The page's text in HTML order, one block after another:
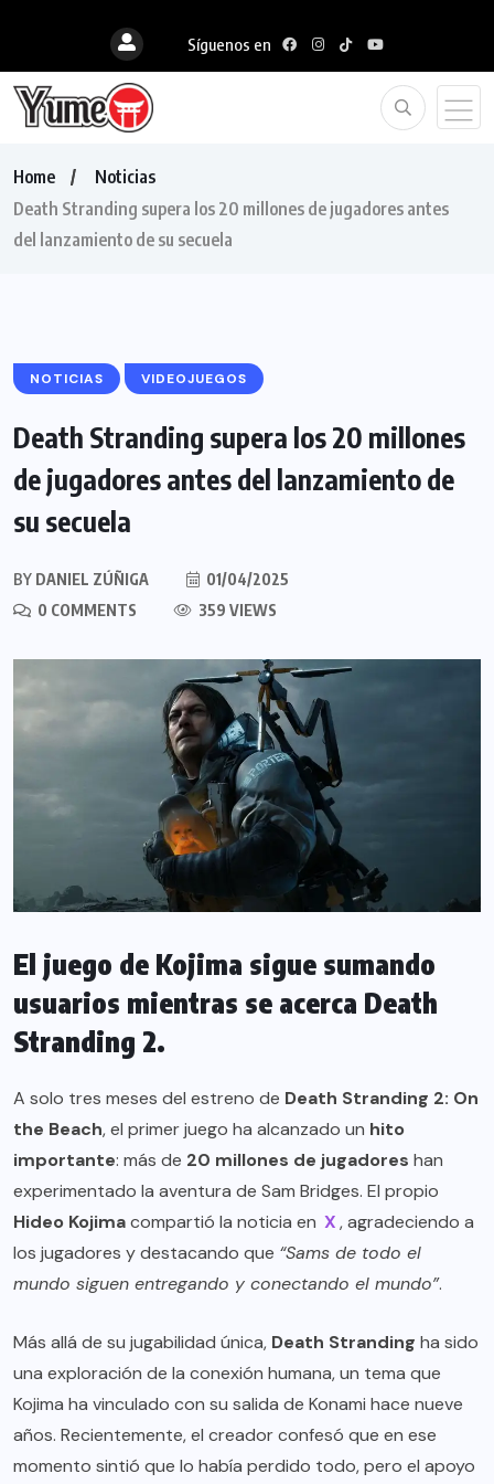
Síguenos en
Home
Noticias
Death Stranding supera los 20 millones de jugadores antes
del lanzamiento de su secuela
NOTICIAS VIDEOJUEGOS
Death Stranding supera los 20 millones
de jugadores antes del lanzamiento de
su secuela
BY DANIEL ZÚÑIGA
01/04/2025
0 COMMENTS
359 VIEWS
El juego de Kojima sigue sumando
usuarios mientras se acerca Death
Stranding 2.
A solo tres meses del estreno de Death Stranding 2: On
the Beach, el primer juego ha alcanzado un hito
importante: más de 20 millones de jugadores han
experimentado la aventura de Sam Bridges. El propio
Hideo Kojimacompartió la noticia en X , agradeciendo a
los jugadores y destacando que “Sams de todo el
mundo siguen entregando y conectando el mundo”.
Más allá de su jugabilidad única, Death Stranding ha sido
una exploración de la conexión humana, un tema que
Kojima ha vinculado con su salida de Konami hace nueve
años. Recientemente, el creador confesó que en ese
momento sintió que lo había perdido todo, pero el apoyo